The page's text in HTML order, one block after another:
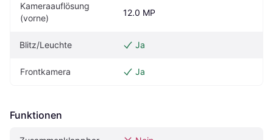
Kameraauflösung
(vorne)
12.0 MP
Blitz/Leuchte Ja
Frontkamera Ja
Funktionen